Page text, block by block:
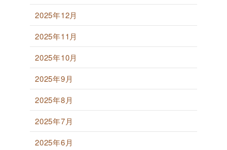
2025年12月
2025年11月
2025年10月
2025年9月
2025年8月
2025年7月
2025年6月